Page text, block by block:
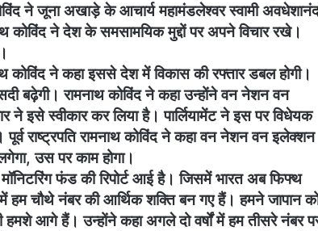
ने जूना अखाड़े के आचार्य महामंडलेश्वर स्वामी
कोविंद ने देश के समसामयिक मुद्दों पर अपने विचार रखे।
कोविंद ने कहा इससे देश में विकास की रफ्तार डबल होगी।
बढ़ेगी। रामनाथ कोविंद ने कहा उन्होंने वन नेशन वन
ने इसे स्वीकार कर लिया है। पार्लियामेंट ने इस पर विधेयक
राष्ट्रपति रामनाथ कोविंद ने कहा वन नेशन वन इलेक्शन
उस पर काम होगा।
फंड की रिपोर्ट आई है। जिसमें भारत अब फिफ्थ
में हम चौथे नंबर की आर्थिक शक्ति बन गए हैं। हमने जापान
आगे हैं। उन्होंने कहा अगले दो वर्षों में हम तीसरे नंबर